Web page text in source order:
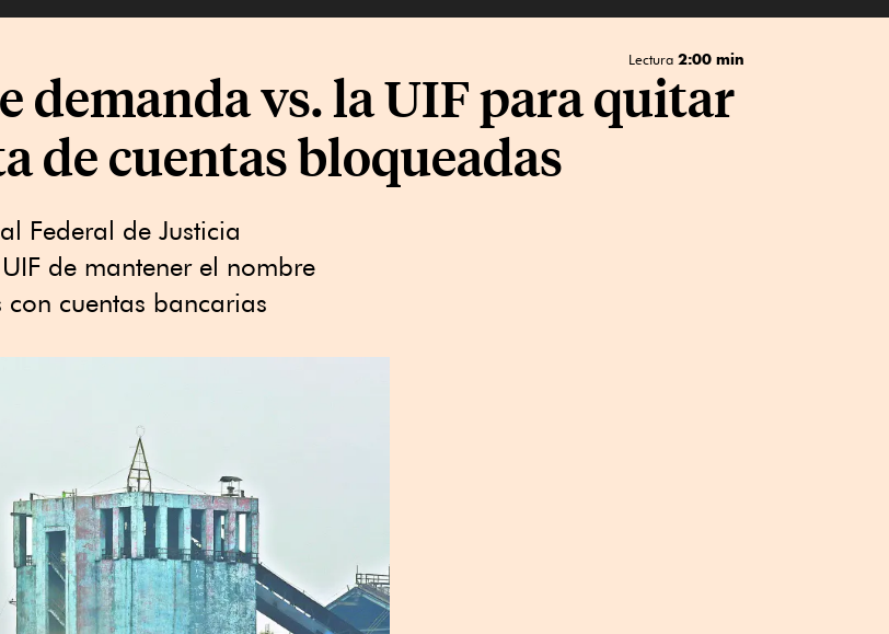
Lectura 2:00 min
demanda vs. la UIF para quitar
de cuentas bloqueadas
Federal de Justicia
de mantener el nombre
cuentas bancarias